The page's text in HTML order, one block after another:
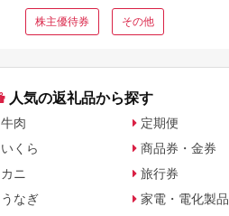
株主優待券 その他
人気の返礼品から探す
牛肉
いくら
カニ
うなぎ
定期便
商品券・金券
旅行券
家電・電化製品